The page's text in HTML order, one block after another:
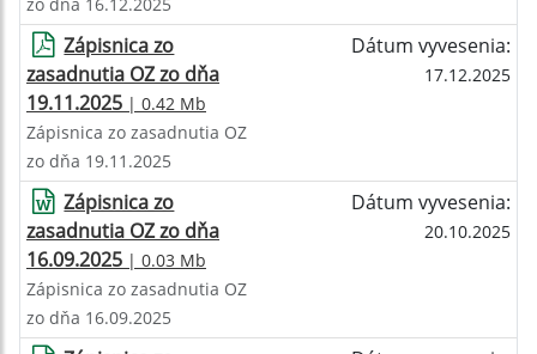
Zápisnica zo
zasadnutia OZ zo dňa
19.11.2025 | 0.42 Mb
Dátum vyvesenia:
17.12.2025
Zápisnica zo zasadnutia OZ
zo dňa 19.11.2025
Zápisnica zo
zasadnutia OZ zo dňa
16.09.2025 | 0.03 Mb
Dátum vyvesenia:
20.10.2025
Zápisnica zo zasadnutia OZ
zo dňa 16.09.2025